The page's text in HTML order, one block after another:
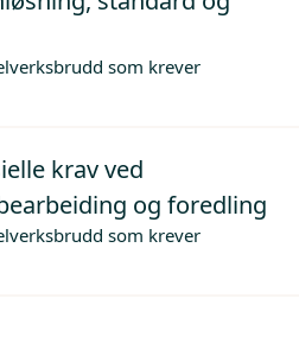
som krever
krav ved
og foredling
som krever